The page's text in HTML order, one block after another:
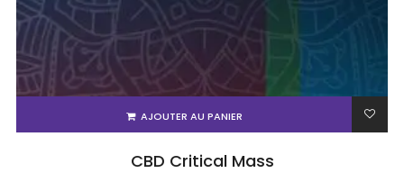
AJOUTER AU PANIER
CBD Critical Mass